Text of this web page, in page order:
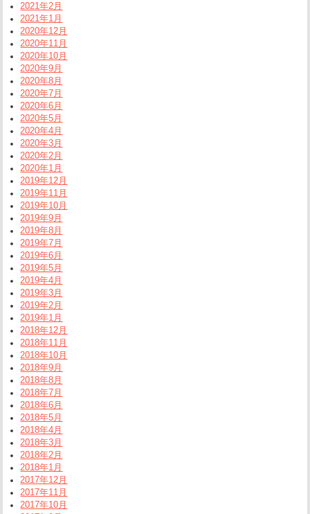
2021年2月
2021年1月
2020年12月
2020年11月
2020年10月
2020年9月
2020年8月
2020年7月
2020年6月
2020年5月
2020年4月
2020年3月
2020年2月
2020年1月
2019年12月
2019年11月
2019年10月
2019年9月
2019年8月
2019年7月
2019年6月
2019年5月
2019年4月
2019年3月
2019年2月
2019年1月
2018年12月
2018年11月
2018年10月
2018年9月
2018年8月
2018年7月
2018年6月
2018年5月
2018年4月
2018年3月
2018年2月
2018年1月
2017年12月
2017年11月
2017年10月